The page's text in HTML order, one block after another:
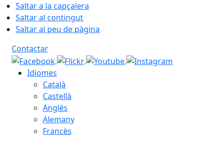
Saltar a la capçalera
Saltar al contingut
Saltar al peu de pàgina
Contactar
Idiomes
Català
Castellà
Anglès
Alemany
Francès